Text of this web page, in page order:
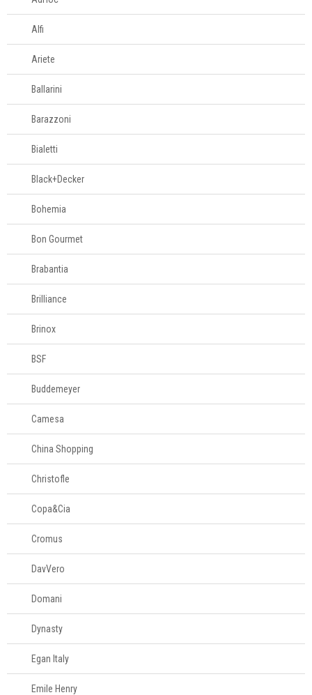
Complementos
para mesa
Copos e taças
Louças
Servir
Talheres
Cama e banho
Móveis
Decoração
Login
Criar conta
Pesquisar Lista
Conosco
61
996581061
61
996588122
Alfi
Ariete
Ballarini
Barazzoni
Bialetti
Black+Decker
Bohemia
Bon Gourmet
Brabantia
Brilliance
Brinox
BSF
Buddemeyer
Camesa
China Shopping
Christofle
Copa&Cia
Cromus
DavVero
Domani
Dynasty
Egan Italy
Emile Henry